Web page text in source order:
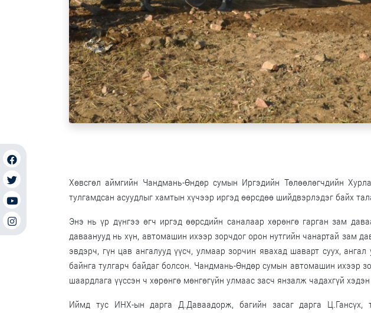
Хөвсгөл аймгийн Чандмань-Өндөр сумын Иргэдийн Төлөөлөгчдийн
тулгамдсан асуудлыг хамтын хүчээр иргэд өөрсдөө шийдвэрлэдэг байх
Энэ нь үр дүнгээ өгч иргэд өөрсдийн саналаар хөрөнгө гарган зам
даваанууд нь хүн, автомашин ихээр зорчдог орон нутгийн чанартай зам
эвдэрч, гүн цав ангалууд үүсч, улмаар зорчин явахад шаварт суух,
байнга тулгарч байдаг болсон. Чандмань-Өндөр сумын автомашин ихээр
шаардлага үүссэн ч хөрөнгө мөнгөгүйн улмаас засч янзалж чадахгүй
Иймд тус ИНХ-ын дарга Д.Даваадорж, багийн засаг дарга Ц.Гансүх,